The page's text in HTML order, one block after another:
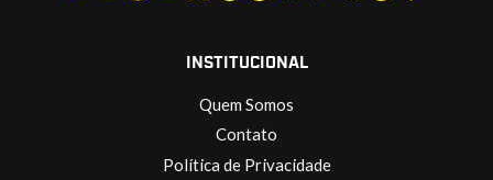
INSTITUCIONAL
Quem Somos
Contato
Política de Privacidade